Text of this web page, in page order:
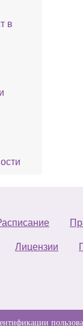
в
Лицензии